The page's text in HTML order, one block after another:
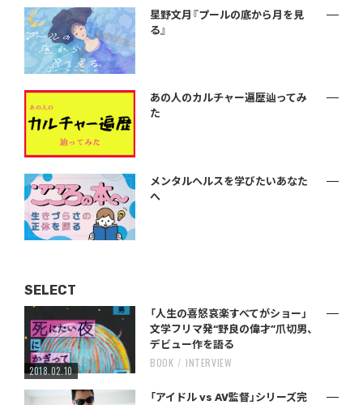
星野文月『プールの底から月を見
る』
あの人のカルチャー遍歴辿ってみ
た
メンタルヘルスを学びたいあなた
へ
SELECT
2018.02.10
「人生の喜怒哀楽すべてがショー」
文学フリマ発“野良の偉才”爪切男、
デビュー作を語る
BOOK INTERVIEW
「アイドル vs AV監督」シリーズ完